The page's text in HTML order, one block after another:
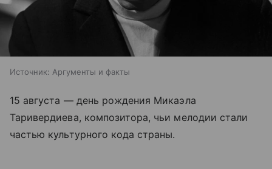
Источник: Аргументы и факты
15 августа — день рождения Микаэла
Таривердиева, композитора, чьи мелодии стали
частью культурного кода страны.